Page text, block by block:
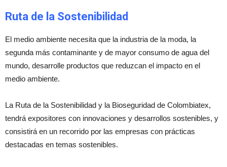
Ruta de la Sostenibilidad
El medio ambiente necesita que la industria de la moda, la
segunda más contaminante y de mayor consumo de agua del
mundo, desarrolle productos que reduzcan el impacto en el
medio ambiente.
La Ruta de la Sostenibilidad y la Bioseguridad de Colombiatex,
tendrá expositores con innovaciones y desarrollos sostenibles, y
consistirá en un recorrido por las empresas con prácticas
destacadas en temas sostenibles.